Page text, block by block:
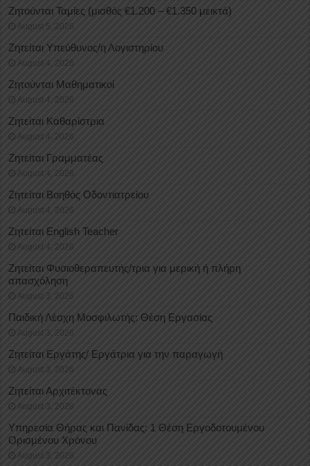
Ζητούνται Ταμίες (μισθός €1.200 – €1.350 μεικτά)
August 5, 2026
Ζητείται Υπεύθυνος/η Λογιστηρίου
August 4, 2026
Ζητούνται Μαθηματικοί
August 4, 2026
Ζητείται Καθαρίστρια
August 4, 2026
Ζητείται Γραμματέας
August 4, 2026
Ζητείται Βοηθός Οδοντιατρείου
August 4, 2026
Ζητείται English Teacher
August 4, 2026
Ζητείται Φυσιοθεραπευτής/τρια για μερική ή πλήρη
απασχόληση
August 3, 2026
Παιδική Λέσχη Μοσφιλωτής: Θέση Εργασίας
August 3, 2026
Ζητείται Εργάτης/ Εργάτρια για την παραγωγή
August 3, 2026
Ζητείται Αρχιτέκτονας
August 3, 2026
Υπηρεσία Θήρας και Πανίδας: 1 Θέση Eργοδοτουμένου
Oρισμένου Xρόνου
August 3, 2026